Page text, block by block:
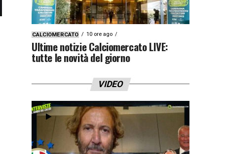
CALCIOMERCATO 10 ore ago
Ultime notizie Calciomercato LIVE:
tutte le novità del giorno
VIDEO